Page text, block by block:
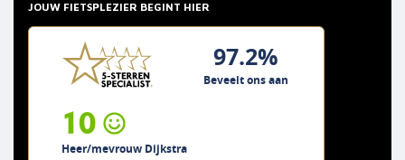
JOUW FIETSPLEZIER BEGINT HIER
97.2%
Beveelt ons aan
10
Heer/mevrouw Dijkstra